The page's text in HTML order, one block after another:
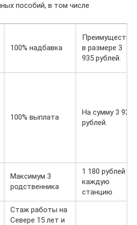
пособий, в том числе
100% надбавка
Преимущество
в размере 3
935 рублей.
100% выплата
На сумму 3 935
рублей.
Максимум 3
родственника
1 180 рублей за
каждую
станцию
Стаж работы на
Севере 15 лет и